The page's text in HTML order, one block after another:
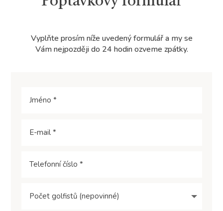
Vyplňte prosím níže uvedený formulář a my se
Vám nejpozději do 24 hodin ozveme zpátky.